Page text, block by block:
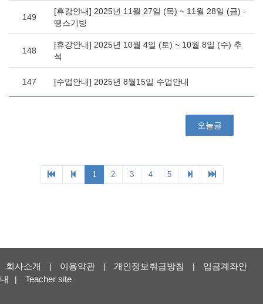
회사소개 | 이용약관 | 개인정보취급방침 |
입금계좌안
내
| Teacher site